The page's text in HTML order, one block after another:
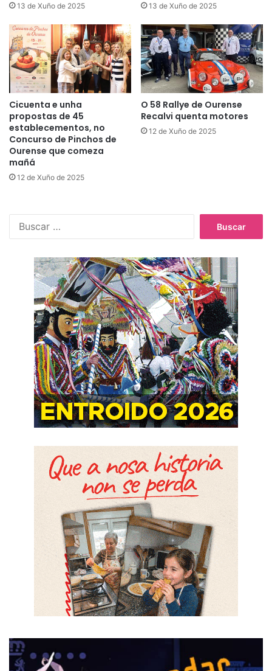
13 de Xuño de 2025 13 de Xuño de 2025
Cicuenta e unha
propostas de 45
establecementos, no
Concurso de Pinchos de
Ourense que comeza
mañá
12 de Xuño de 2025
O 58 Rallye de Ourense
Recalvi quenta motores
12 de Xuño de 2025
c
a
r
: